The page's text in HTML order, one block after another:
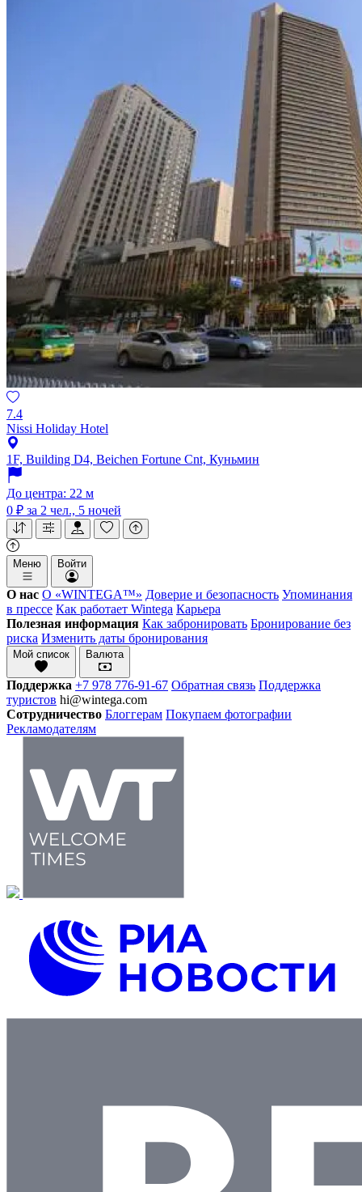
7.4
Nissi Holiday Hotel
1F, Building D4, Beichen Fortune Cnt, Куньмин
До центра: 22 м
0 ₽ за 2 чел., 5 ночей
Меню Войти
О нас О «WINTEGA™» Доверие и безопасность Упоминания
в прессе Как работает Wintega Карьера
Полезная информация Как забронировать Бронирование без
риска Изменить даты бронирования
Мой список Валюта
Поддержка +7 978 776-91-67 Обратная связь Поддержка
туристов hi@wintega.com
Сотрудничество Блоггерам Покупаем фотографии
Рекламодателям